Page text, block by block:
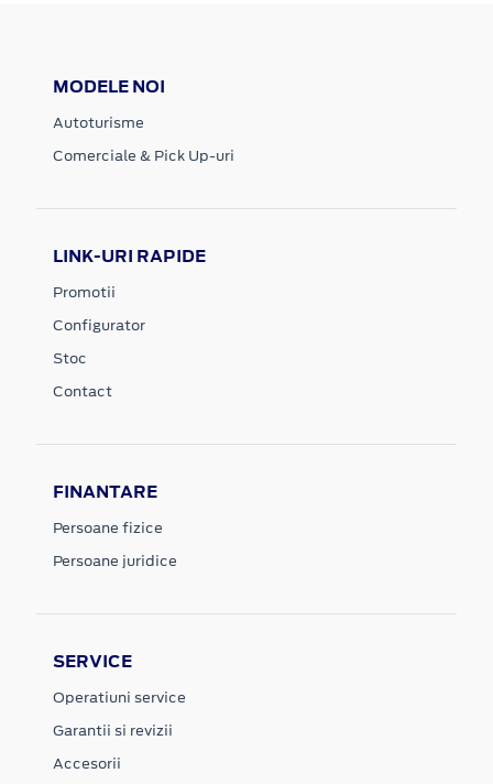
MODELE NOI
Autoturisme
Comerciale & Pick Up-uri
LINK-URI RAPIDE
Promotii
Configurator
Stoc
Contact
FINANTARE
Persoane fizice
Persoane juridice
SERVICE
Operatiuni service
Garantii si revizii
Accesorii